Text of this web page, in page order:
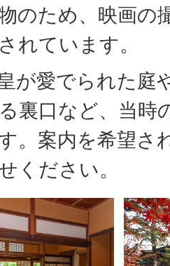
のため、映画の
れています。
が愛でられた庭
裏口など、当時
。案内を希望さ
ください。